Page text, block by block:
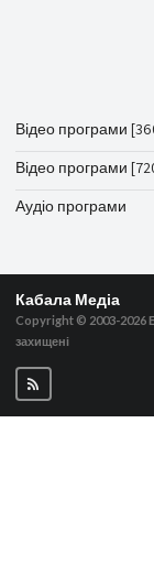
Відео програми
Відео програми
Аудіо програми
Кабала Медіа
Copyright © 2003-2026
захищені